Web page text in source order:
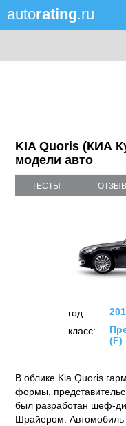
autorating.ru
KIA Quoris (КИА
модели авто
ТЕСТЫ
год:
класс:
(F)
В облике Kia Quoris
формы,
был разработан шеф-
Шрайером. Автомобиль